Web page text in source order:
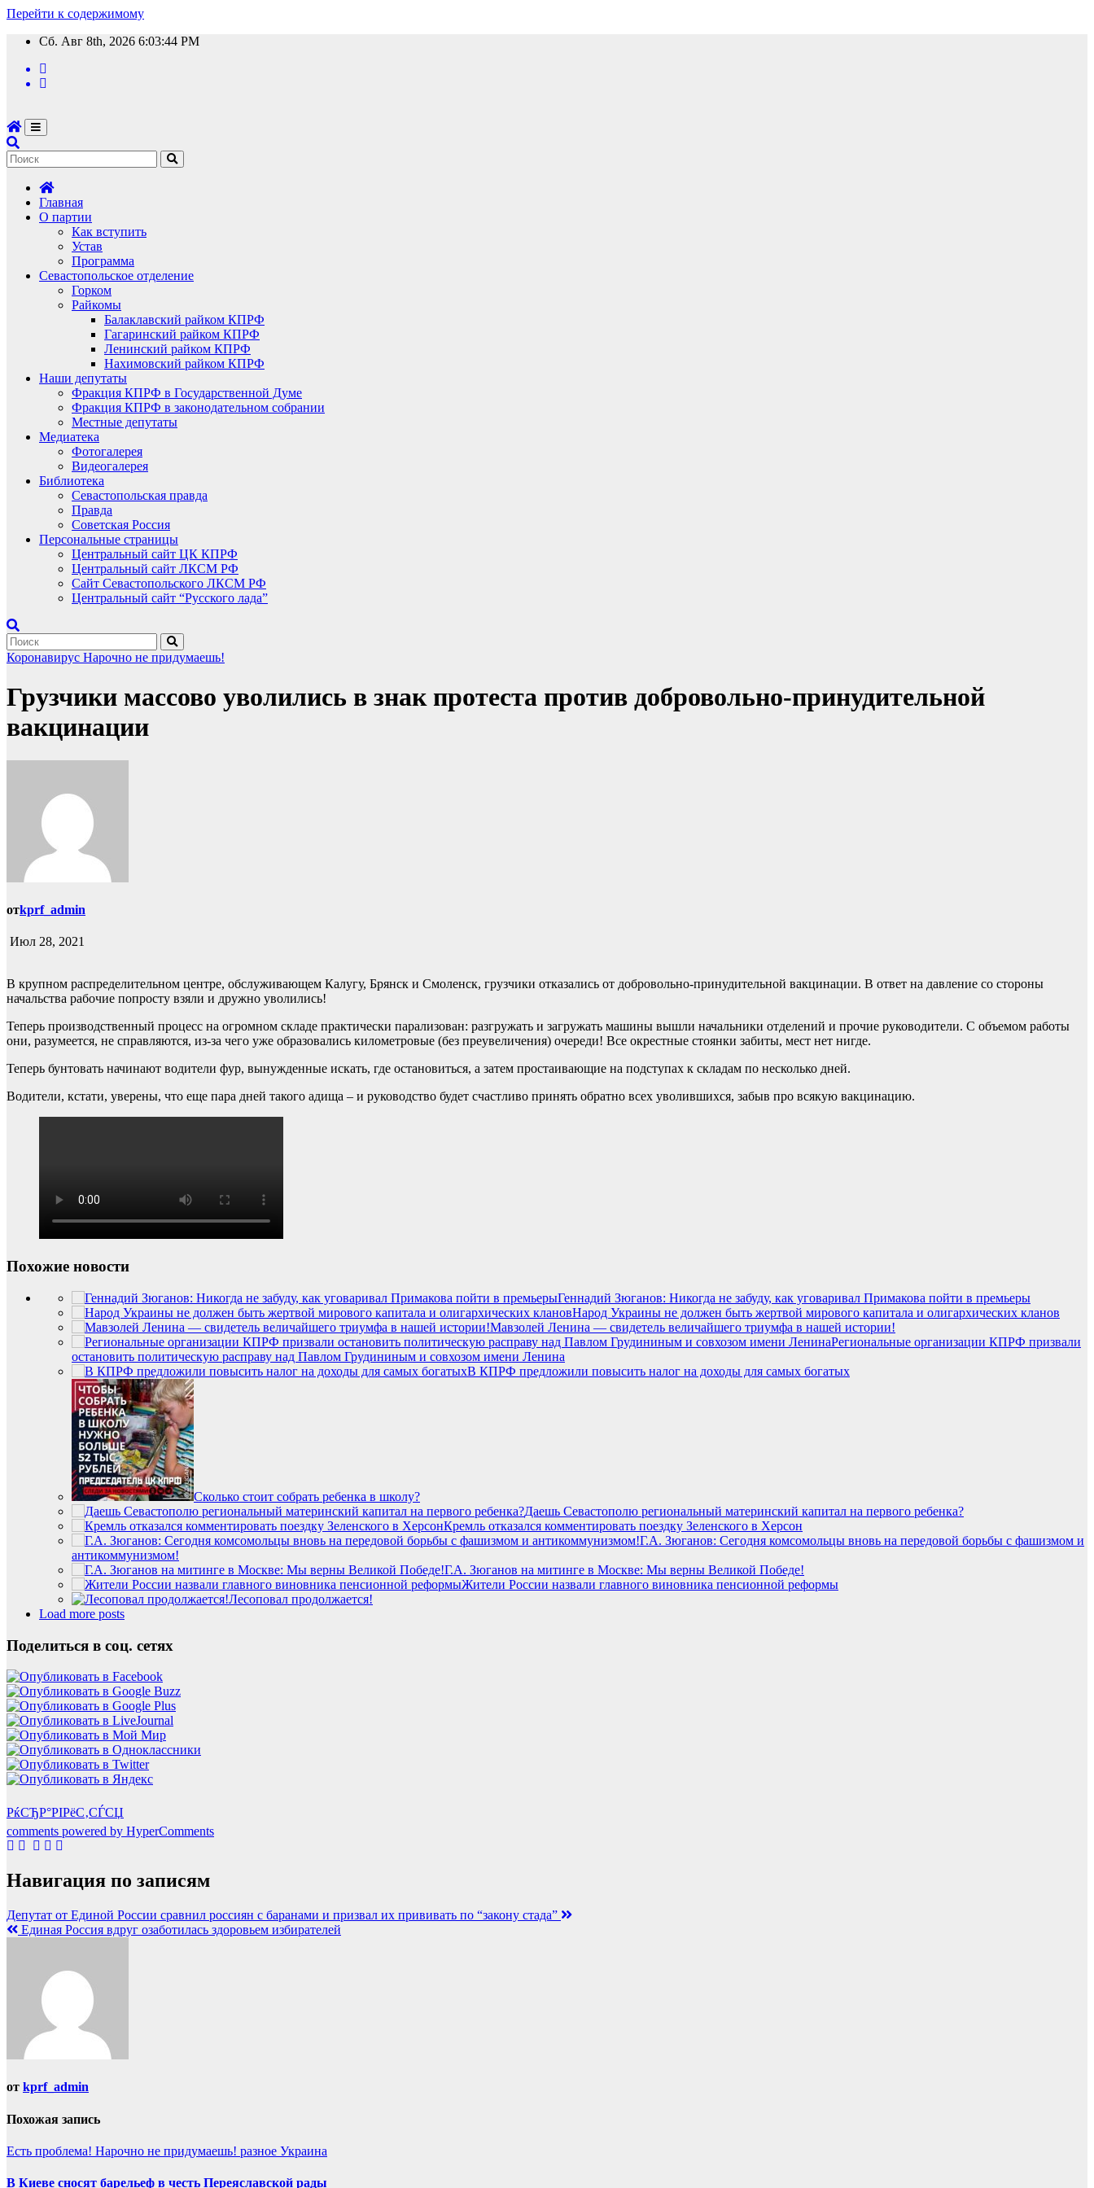
Перейти к содержимому
Сб. Авг 8th, 2026 6:03:45 PM
Главная
О партии
Как вступить
Устав
Программа
Севастопольское отделение
Горком
Райкомы
Балаклавский райком КПРФ
Гагаринский райком КПРФ
Ленинский райком КПРФ
Нахимовский райком КПРФ
Наши депутаты
Фракция КПРФ в Государственной Думе
Фракция КПРФ в законодательном собрании
Местные депутаты
Медиатека
Фотогалерея
Видеогалерея
Библиотека
Севастопольская правда
Правда
Советская Россия
Персональные страницы
Центральный сайт ЦК КПРФ
Центральный сайт ЛКСМ РФ
Сайт Севастопольского ЛКСМ РФ
Центральный сайт “Русского лада”
Коронавирус Нарочно не придумаешь!
Грузчики массово уволились в знак протеста против добровольно-принудительной
вакцинации
отkprf_admin
Июл 28, 2021
В крупном распределительном центре, обслуживающем Калугу, Брянск и Смоленск, грузчики отказались от добровольно-принудительной вакцинации. В ответ на давление со стороны
начальства рабочие попросту взяли и дружно уволились!
Теперь производственный процесс на огромном складе практически парализован: разгружать и загружать машины вышли начальники отделений и прочие руководители. С объемом работы
они, разумеется, не справляются, из-за чего уже образовались километровые (без преувеличения) очереди! Все окрестные стоянки забиты, мест нет нигде.
Теперь бунтовать начинают водители фур, вынужденные искать, где остановиться, а затем простаивающие на подступах к складам по несколько дней.
Водители, кстати, уверены, что еще пара дней такого адища – и руководство будет счастливо принять обратно всех уволившихся, забыв про всякую вакцинацию.
Похожие новости
Геннадий Зюганов: Никогда не забуду, как уговаривал Примакова пойти в премьеры
Народ Украины не должен быть жертвой мирового капитала и олигархических кланов
Мавзолей Ленина — свидетель величайшего триумфа в нашей истории!
Региональные организации КПРФ призвали
остановить политическую расправу над Павлом Грудининым и совхозом имени Ленина
В КПРФ предложили повысить налог на доходы для самых богатых
Сколько стоит собрать ребенка в школу?
Даешь Севастополю региональный материнский капитал на первого ребенка?
Кремль отказался комментировать поездку Зеленского в Херсон
Г.А. Зюганов: Сегодня комсомольцы вновь на передовой борьбы с фашизмом и
антикоммунизмом!
Г.А. Зюганов на митинге в Москве: Мы верны Великой Победе!
Жители России назвали главного виновника пенсионной реформы
Лесоповал продолжается!
Load more posts
Поделиться в соц. сетях
РќСЂР°РІРёС‚СЃСЏ
comments powered by HyperComments
Навигация по записям
Депутат от Единой России сравнил россиян с баранами и призвал их прививать по “закону стада”
Единая Россия вдруг озаботилась здоровьем избирателей
от kprf_admin
Похожая запись
Есть проблема! Нарочно не придумаешь! разное Украина
В Киеве сносят барельеф в честь Переяславской рады